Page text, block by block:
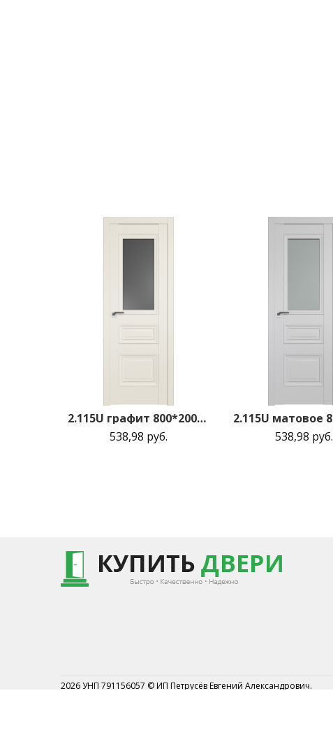
2.115U графит 800*2000 Магнолия сатинат
538,98 руб.
538,98 руб.
2026 УНП 791156057 © ИП Петрусёв Евгений Александрович.